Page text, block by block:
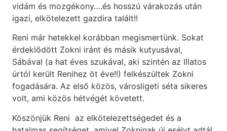
vidám és mozgékony….és hosszú várakozás után
igazi, elkötelezett gazdira talált!!
Reni már hetekkel korábban megismertünk. Sokat
érdeklődött Zokni iránt és másik kutyusával,
Sábával (a hat éves szukával, aki szintén az Illatos
úrtól került Renihez öt éve!!) felkészültek Zokni
fogadására. Az első közös, városligeti séta sikeres
volt, ami közös hétvégét követett.
Köszönjük Reni az elkötelezettségedet és a